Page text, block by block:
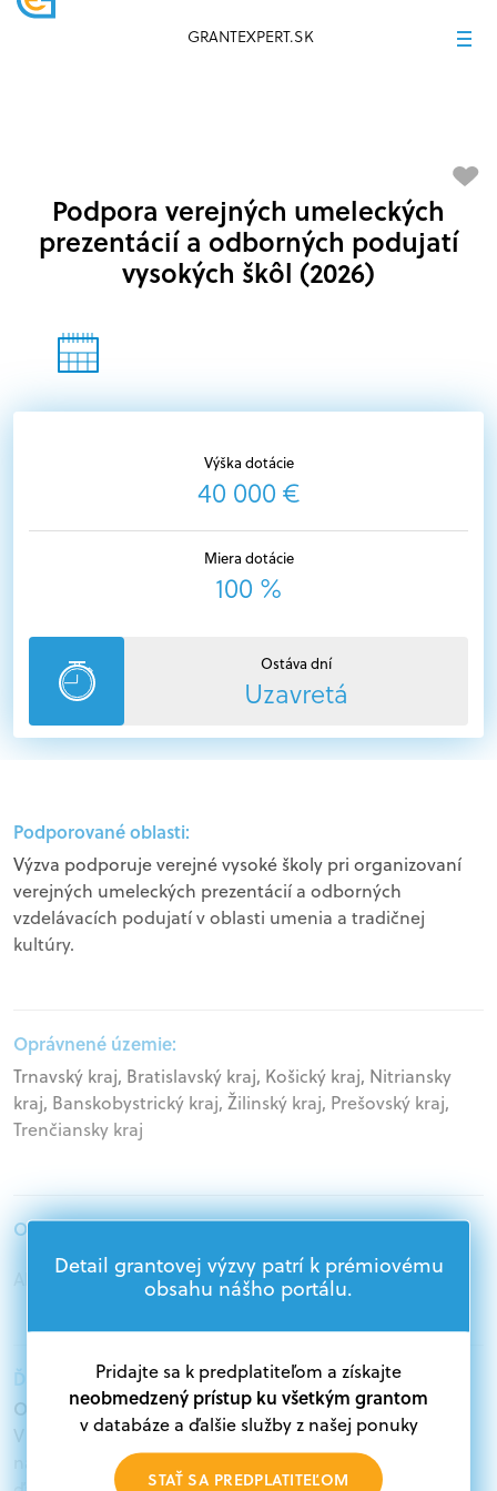
GRANTEXPERT.SK
Výška dotácie
40 000 €
Miera dotácie
100 %
Ostáva dní
Uzavretá
Podpora verejných umeleckých
prezentácií a odborných podujatí
vysokých škôl (2026)
Podporované oblasti:
Výzva podporuje verejné vysoké školy pri organizovaní
verejných umeleckých prezentácií a odborných
vzdelávacích podujatí v oblasti umenia a tradičnej
kultúry.
Oprávnené územie:
Trnavský kraj, Bratislavský kraj, Košický kraj, Nitriansky
kraj, Banskobystrický kraj, Žilinský kraj, Prešovský kraj,
Trenčiansky kraj
Oprávnení žiadatelia:
Akademický sektor
Ďalšie informácie:
Oprávnení žiadatelia:
V databáze grantov a dotácií na portáli Grantexpert.sk
nájdete aktuálne výzvy z eurofondov, plánu obnovy a
Detail grantovej výzvy patrí k prémiovému
obsahu nášho portálu.
Pridajte sa k predplatiteľom a získajte
neobmedzený prístup ku všetkým grantom
v databáze a ďalšie služby z našej ponuky
STAŤ SA PREDPLATITEĽOM